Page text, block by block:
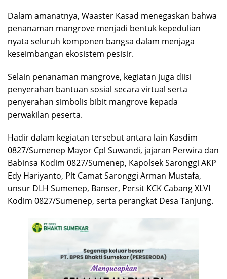
Dalam amanatnya, Waaster Kasad menegaskan bahwa
penanaman mangrove menjadi bentuk kepedulian
nyata seluruh komponen bangsa dalam menjaga
keseimbangan ekosistem pesisir.
Selain penanaman mangrove, kegiatan juga diisi
penyerahan bantuan sosial secara virtual serta
penyerahan simbolis bibit mangrove kepada
perwakilan peserta.
Hadir dalam kegiatan tersebut antara lain Kasdim
0827/Sumenep Mayor Cpl Suwandi, jajaran Perwira dan
Babinsa Kodim 0827/Sumenep, Kapolsek Saronggi AKP
Edy Hariyanto, Plt Camat Saronggi Arman Mustafa,
unsur DLH Sumenep, Banser, Persit KCK Cabang XLVI
Kodim 0827/Sumenep, serta perangkat Desa Tanjung.